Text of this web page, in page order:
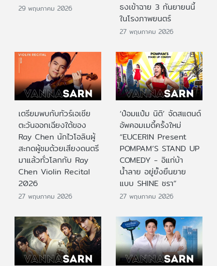
29 พฤษภาคม 2026
ธงเข้าฉาย 3 กันยายนนี้
ในโรงภาพยนตร์
27 พฤษภาคม 2026
เตรียมพบกับทัวร์เอเชีย
ตะวันออกเฉียงใต้ของ
Ray Chen นักไวโอลินผู้
สะกดผู้ชมด้วยเสียงดนตรี
มาแล้วทั่วโลกกับ Ray
Chen Violin Recital
2026
27 พฤษภาคม 2026
‘ป๋อมแป๋ม นิติ’ จัดสแตนด์
อัพคอมเมดี้ครั้งใหม่
“EUCERIN Present
POMPAM’S STAND UP
COMEDY - อิแก่บ้า
น้ำลาย อยู่ยั้งยืนยาย
แบบ SHINE ชรา”
27 พฤษภาคม 2026